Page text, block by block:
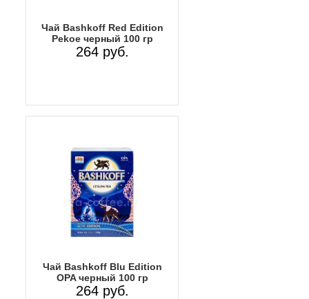
Чай Bashkoff Red Edition
Pekoe черный 100 гр
264 руб.
Чай Bashkoff Blu Edition
OPA черный 100 гр
264 руб.